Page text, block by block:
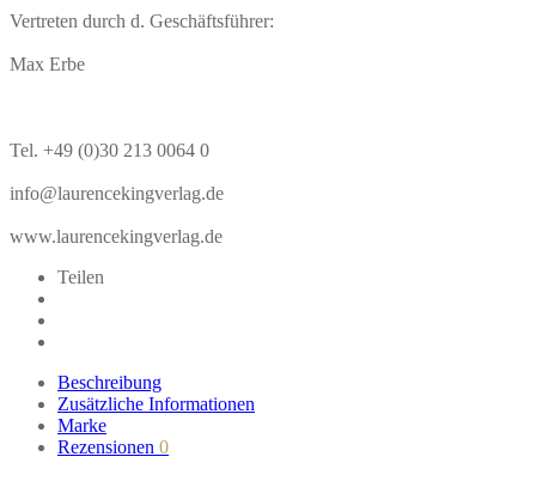
Vertreten durch d. Geschäftsführer:
Max Erbe
Tel. +49 (0)30 213 0064 0
info@laurencekingverlag.de
www.laurencekingverlag.de
Teilen
Beschreibung
Zusätzliche Informationen
Marke
Rezensionen 0